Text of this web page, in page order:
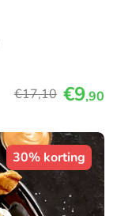
€17,10 €9,90
30% korting